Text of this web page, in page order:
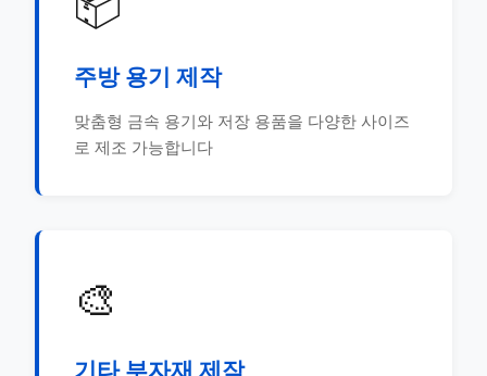
주방 용기 제작
맞춤형 금속 용기와 저장 용품을 다양한 사이즈
로 제조 가능합니다
🎨
기타 부자재 제작